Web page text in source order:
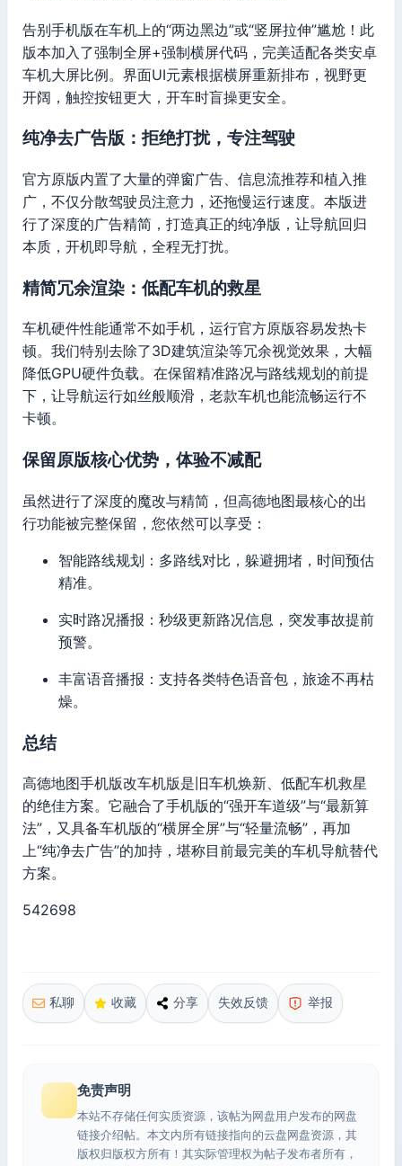
告别手机版在车机上的“两边黑边”或“竖屏拉伸”尴尬！此
版本加入了强制全屏+强制横屏代码，完美适配各类安卓
车机大屏比例。界面UI元素根据横屏重新排布，视野更
开阔，触控按钮更大，开车时盲操更安全。
纯净去广告版：拒绝打扰，专注驾驶
官方原版内置了大量的弹窗广告、信息流推荐和植入推
广，不仅分散驾驶员注意力，还拖慢运行速度。本版进
行了深度的广告精简，打造真正的纯净版，让导航回归
本质，开机即导航，全程无打扰。
精简冗余渲染：低配车机的救星
车机硬件性能通常不如手机，运行官方原版容易发热卡
顿。我们特别去除了3D建筑渲染等冗余视觉效果，大幅
降低GPU硬件负载。在保留精准路况与路线规划的前提
下，让导航运行如丝般顺滑，老款车机也能流畅运行不
卡顿。
保留原版核心优势，体验不减配
虽然进行了深度的魔改与精简，但高德地图最核心的出
行功能被完整保留，您依然可以享受：
智能路线规划：多路线对比，躲避拥堵，时间预估
精准。
实时路况播报：秒级更新路况信息，突发事故提前
预警。
丰富语音播报：支持各类特色语音包，旅途不再枯
燥。
总结
高德地图手机版改车机版是旧车机焕新、低配车机救星
的绝佳方案。它融合了手机版的“强开车道级”与“最新算
法”，又具备车机版的“横屏全屏”与“轻量流畅”，再加
上“纯净去广告”的加持，堪称目前最完美的车机导航替代
方案。
542698
私聊 收藏 分享 失效反馈 举报
免责声明
本站不存储任何实质资源，该帖为网盘用户发布的网盘
链接介绍帖。本文内所有链接指向的云盘网盘资源，其
版权归版权方所有！其实际管理权为帖子发布者所有，